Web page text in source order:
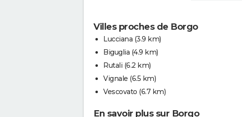
Villes proches de Borgo
Lucciana (3.9 km)
Biguglia (4.9 km)
Rutali (6.2 km)
Vignale (6.5 km)
Vescovato (6.7 km)
En savoir plus sur Borgo